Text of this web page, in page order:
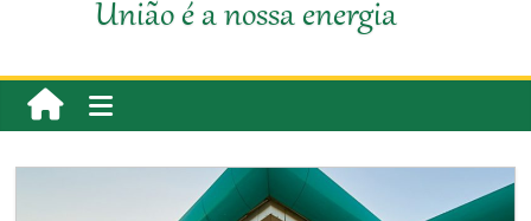
União é a nossa energia